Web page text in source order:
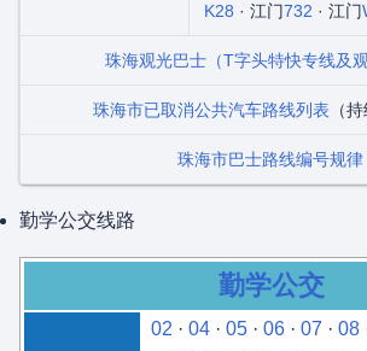
K28 · 江门732 · 江门
珠海观光巴士（T字头特快专线及观
珠海市已取消公共汽车路线列表 （
珠海市巴士路线编号规律
勤学公交线路
勤学公交
02 · 04 · 05 · 06 · 07 · 08